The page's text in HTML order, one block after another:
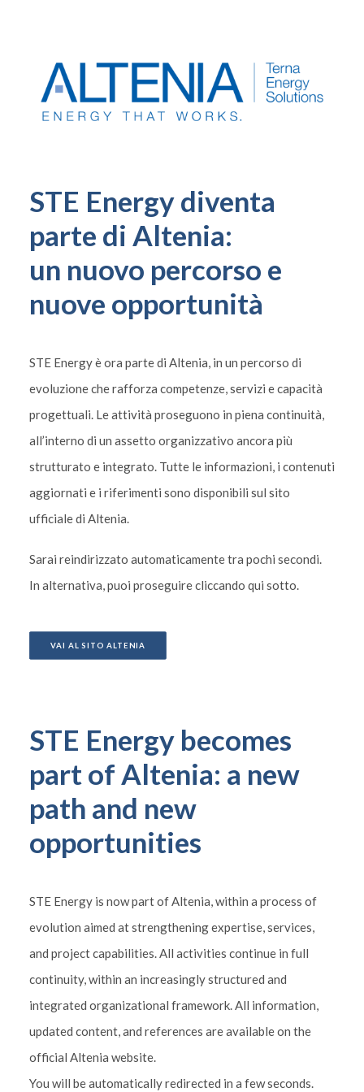
STE Energy diventa
parte di Altenia:
un nuovo percorso e
nuove opportunità
STE Energy è ora parte di Altenia, in un percorso di
evoluzione che rafforza competenze, servizi e capacità
progettuali. Le attività proseguono in piena continuità,
all’interno di un assetto organizzativo ancora più
strutturato e integrato. Tutte le informazioni, i contenuti
aggiornati e i riferimenti sono disponibili sul sito
ufficiale di Altenia.
Sarai reindirizzato automaticamente tra pochi secondi.
In alternativa, puoi proseguire cliccando qui sotto.
VAI AL SITO ALTENIA
STE Energy becomes
part of Altenia: a new
path and new
opportunities
STE Energy is now part of Altenia, within a process of
evolution aimed at strengthening expertise, services,
and project capabilities. All activities continue in full
continuity, within an increasingly structured and
integrated organizational framework. All information,
updated content, and references are available on the
official Altenia website.
You will be automatically redirected in a few seconds.